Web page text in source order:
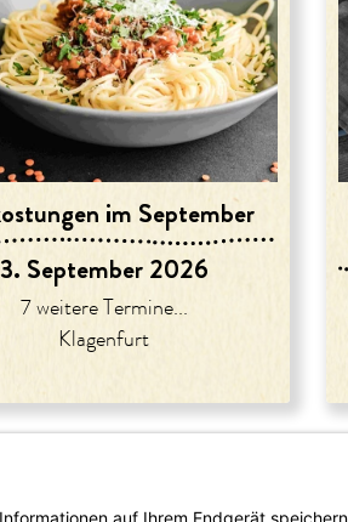
im September
3. September 2026
7 weitere Termine...
Klagenfurt